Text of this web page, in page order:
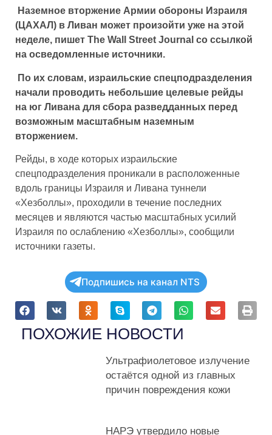
Наземное вторжение Армии обороны Израиля
(ЦАХАЛ) в Ливан может произойти уже на этой
неделе, пишет The Wall Street Journal со ссылкой
на осведомленные источники.
По их словам, израильские спецподразделения
начали проводить небольшие целевые рейды
на юг Ливана для сбора разведданных перед
возможным масштабным наземным
вторжением.
Рейды, в ходе которых израильские
спецподразделения проникали в расположенные
вдоль границы Израиля и Ливана туннели
«‎Хезболлы», проходили в течение последних
месяцев и являются частью масштабных усилий
Израиля по ослаблению «‎Хезболлы», сообщили
источники газеты.
Подпишись на канал NTS
ПОХОЖИЕ НОВОСТИ
Ультрафиолетовое излучение
остаётся одной из главных
причин повреждения кожи
НАРЭ утвердило новые
Куда, по вашему мнению, в первую очередь должен
поехать премьер - министр Василий Тофан?
В Гагаузию
В Приднестровье
В Брюссель
Просмотреть результаты